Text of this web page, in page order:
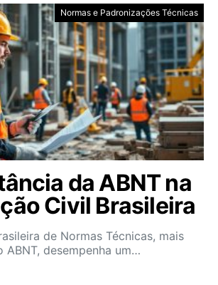
Normas e Padronizações Técnicas
da ABNT na
Civil Brasileira
de Normas Técnicas, mais
ABNT, desempenha um…